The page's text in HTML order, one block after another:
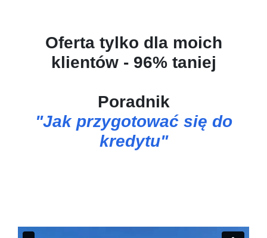
Oferta tylko dla moich
klientów - 96% taniej
Poradnik
"Jak przygotować się do
kredytu"